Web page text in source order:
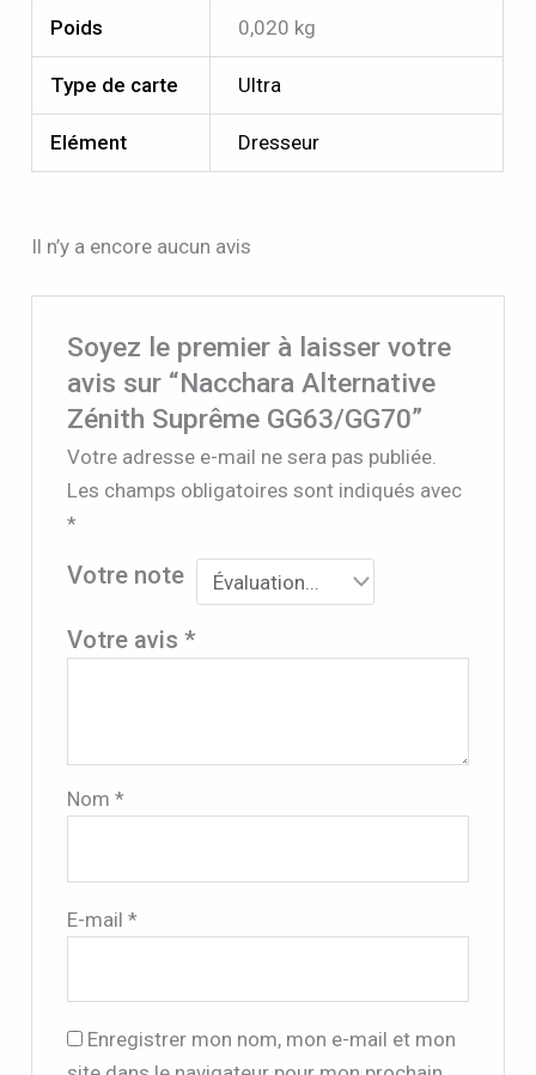
Poids 0,020 kg
Type de carte Ultra
Elément Dresseur
Il n’y a encore aucun avis
Soyez le premier à laisser votre
avis sur “Nacchara Alternative
Zénith Suprême GG63/GG70”
Votre adresse e-mail ne sera pas publiée.
Les champs obligatoires sont indiqués avec
*
Votre note
Votre avis *
Nom *
E-mail *
Enregistrer mon nom, mon e-mail et mon